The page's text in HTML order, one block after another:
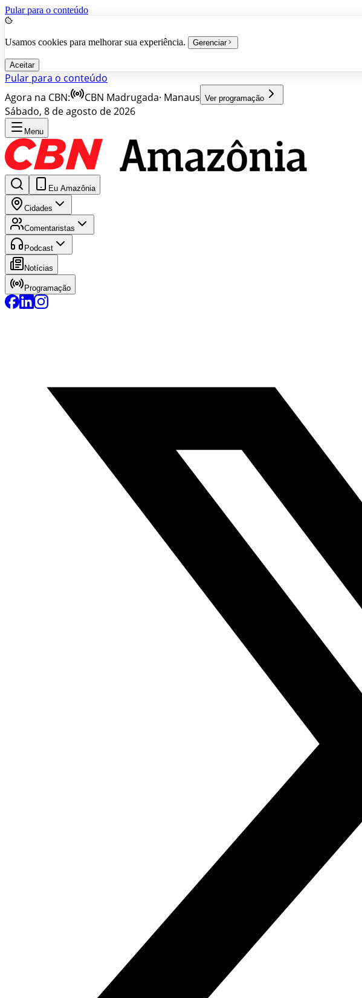
Pular para o conteúdo
Usamos cookies para melhorar sua experiência. Gerenciar
Aceitar
Pular para o conteúdo
Agora na CBN:
CBN Madrugada· Manaus Ver programação
Sábado, 8 de agosto de 2026
Menu
Eu Amazônia
Cidades
Comentaristas
Podcast
Notícias
Programação